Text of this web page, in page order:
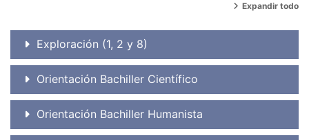
Expandir todo
Exploración (1, 2 y 8)
Orientación Bachiller Científico
Orientación Bachiller Humanista